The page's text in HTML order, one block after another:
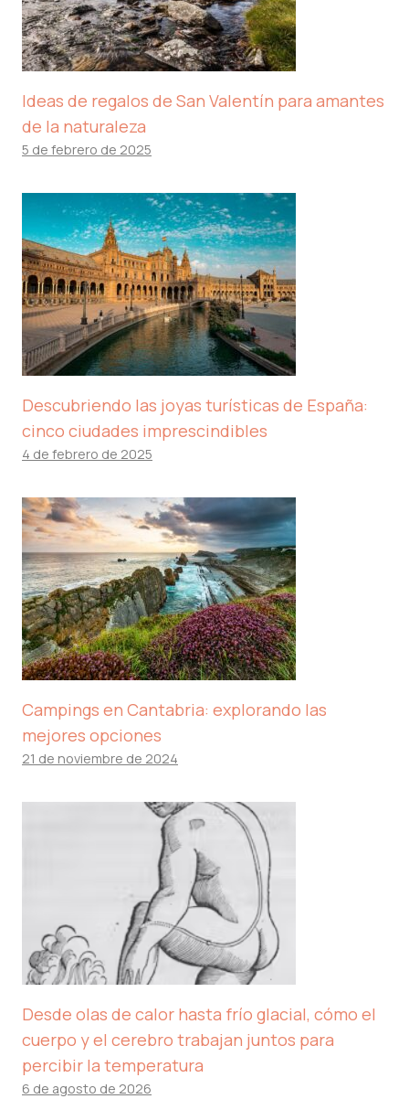
Ideas de regalos de San Valentín para amantes
de la naturaleza
5 de febrero de 2025
Descubriendo las joyas turísticas de España:
cinco ciudades imprescindibles
4 de febrero de 2025
Campings en Cantabria: explorando las
mejores opciones
21 de noviembre de 2024
Desde olas de calor hasta frío glacial, cómo el
cuerpo y el cerebro trabajan juntos para
percibir la temperatura
6 de agosto de 2026